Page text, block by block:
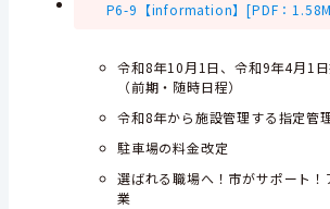
P6-9【information】[PDF：
令和8年10月1日、令和9年4月1
（前期・随時日程）
令和8年から施設管理する指定管
駐車場の料金改定
選ばれる職場へ！市がサポート！
業